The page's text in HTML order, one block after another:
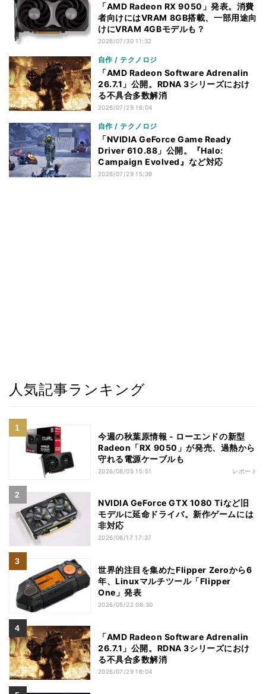
「AMD Radeon RX 9050」発表。消費
者向けにはVRAM 8GB搭載、一部用途向
けにVRAM 4GBモデルも？
2026/07/30 11:32
自作 / テクノロジ
「AMD Radeon Software Adrenalin
26.7.1」公開。RDNA 3シリーズにおけ
る不具合多数解消
2026/07/29 16:04
自作 / テクノロジ
「NVIDIA GeForce Game Ready
Driver 610.88」公開。『Halo:
Campaign Evolved』など対応
2026/07/29 15:39
人気記事ランキング
今週の秋葉原情報 - ローエンドの新型
Radeon「RX 9050」が発売、過熱から
守れる電源ケーブルも
2026/08/05 15:51 レポート
NVIDIA GeForce GTX 1080 Tiなど旧
モデルに延命ドライバ。新作ゲームには
非対応
2026/06/17 17:37
世界的注目を集めたFlipper Zeroから6
年、Linuxマルチツール「Flipper
One」発表
2026/05/22 06:30
「AMD Radeon Software Adrenalin
26.7.1」公開。RDNA 3シリーズにおけ
る不具合多数解消
2026/07/29 16:04